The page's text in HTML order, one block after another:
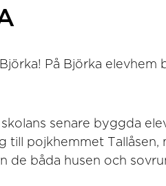
På Björka elevhem
senare byggda
till pojkhemmet Tallåsen,
de båda husen och